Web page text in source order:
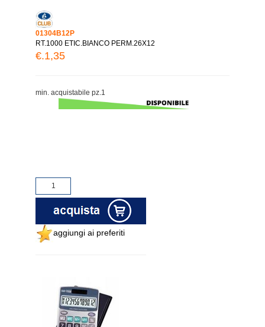
01304B12P
RT.1000 ETIC.BIANCO PERM.26X12
€.1,35
min. acquistabile pz.1
aggiungi ai preferiti